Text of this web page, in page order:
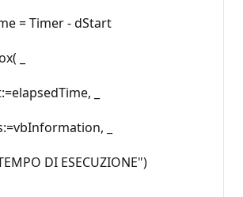
= Timer - dStart
_
_
_
DI ESECUZIONE")